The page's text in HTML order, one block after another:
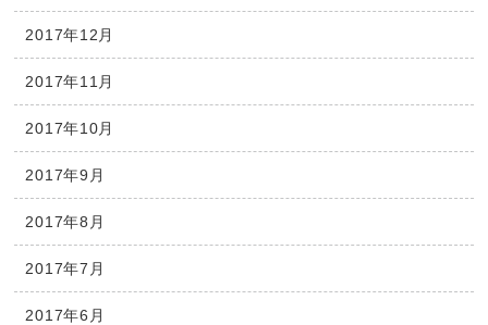
2017年12月
2017年11月
2017年10月
2017年9月
2017年8月
2017年7月
2017年6月